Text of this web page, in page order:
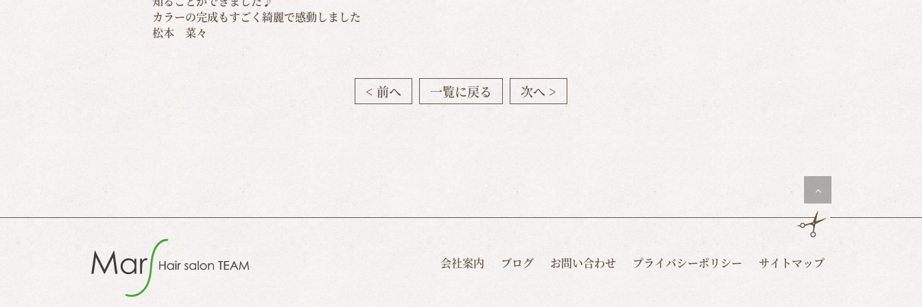
カラーの完成もすごく綺麗で感動しました
松本 菜々
< 前へ 一覧に戻る 次へ >
会社案内 ブログ お問い合わせ プライバシーポリシー サイトマップ